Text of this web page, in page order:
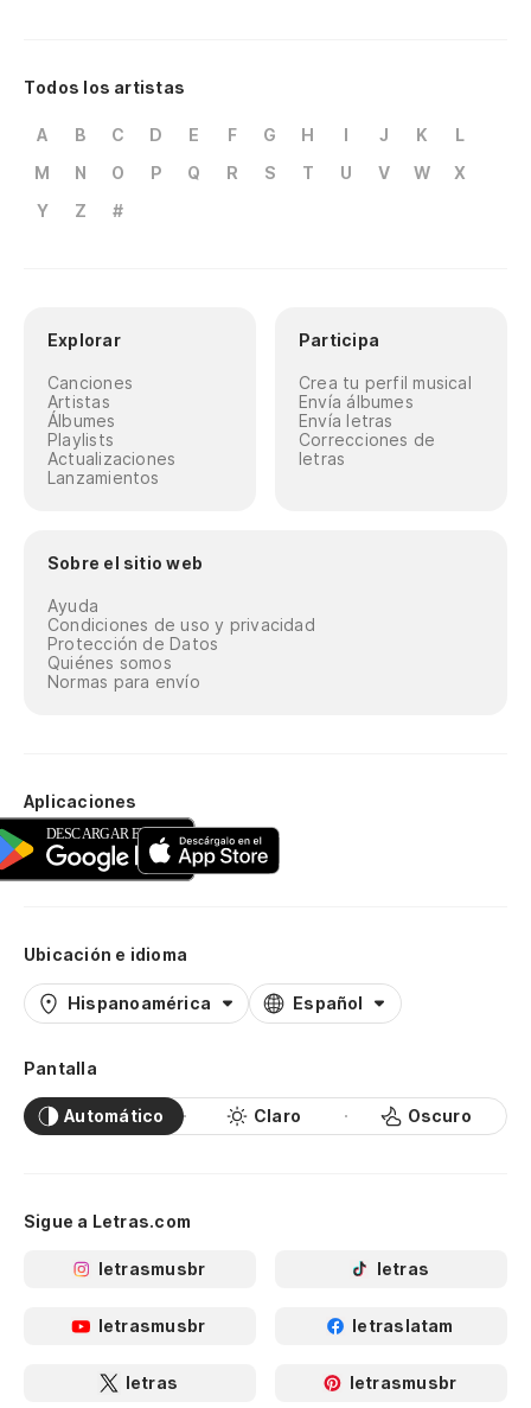
Todos los artistas
A B C D E F G H I J K
L
M
N O P Q R S T U V W
X
Y
Z #
Explorar
Canciones
Artistas
Álbumes
Playlists
Actualizaciones
Lanzamientos
Participa
Crea tu perfil musical
Envía álbumes
Envía letras
Correcciones de
letras
Sobre el sitio web
Ayuda
Condiciones de uso y privacidad
Protección de Datos
Quiénes somos
Normas para envío
Aplicaciones
Ubicación e idioma
Hispanoamérica Español
Pantalla
Automático Claro Oscuro
Sigue a Letras.com
letrasmusbr letras
letrasmusbr letraslatam
letras letrasmusbr